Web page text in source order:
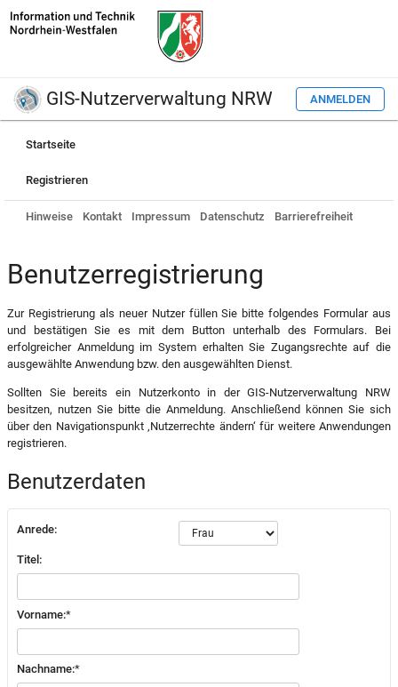
GIS-Nutzerverwaltung NRW ANMELDEN
Startseite
Registrieren
Hinweise Kontakt Impressum Datenschutz Barrierefreiheit
Benutzerregistrierung
Zur Registrierung als neuer Nutzer füllen Sie bitte folgendes Formular aus
und bestätigen Sie es mit dem Button unterhalb des Formulars. Bei
erfolgreicher Anmeldung im System erhalten Sie Zugangsrechte auf die
ausgewählte Anwendung bzw. den ausgewählten Dienst.
Sollten Sie bereits ein Nutzerkonto in der GIS-Nutzerverwaltung NRW
besitzen, nutzen Sie bitte die Anmeldung. Anschließend können Sie sich
über den Navigationspunkt ‚Nutzerrechte ändern‘ für weitere Anwendungen
registrieren.
Benutzerdaten
Anrede:
Titel:
Vorname:*
Nachname:*